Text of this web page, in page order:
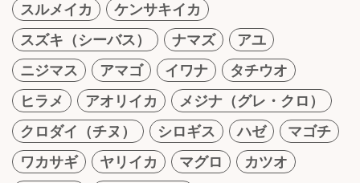
スルメイカ
ケンサキイカ
スズキ（シーバス）
ナマズ
アユ
ニジマス
アマゴ イワナ
タチウオ
ヒラメ
アオリイカ
メジナ（グレ・クロ）
クロダイ（チヌ）
シロギス ハゼ
マゴチ
ワカサギ
ヤリイカ マグロ
カツオ